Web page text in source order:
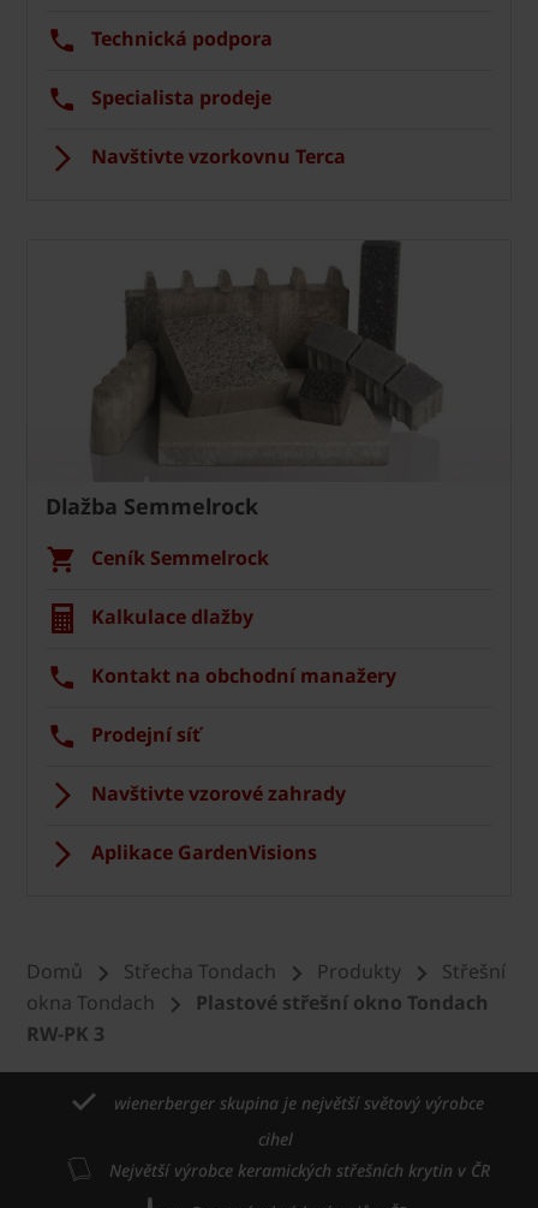
Technická podpora
Specialista prodeje
Navštivte vzorkovnu Terca
Dlažba Semmelrock
Ceník Semmelrock
Kalkulace dlažby
Kontakt na obchodní manažery
Prodejní síť
Navštivte vzorové zahrady
Aplikace GardenVisions
Domů Střecha Tondach Produkty
Střešní
okna Tondach
Plastové střešní okno Tondach
RW-PK 3
wienerberger skupina je největší světový výrobce
cihel
Největší výrobce keramických střešních krytin v ČR